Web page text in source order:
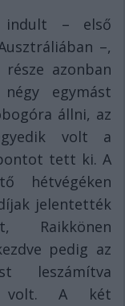
indult – első
–,
azonban
egymást
állni, az
volt a
tett ki. A
hétvégéken
jelentették
Raikkönen
pedig az
leszámítva
volt. A két